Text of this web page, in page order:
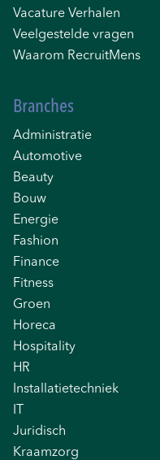
Vacature Verhalen
Veelgestelde vragen
Waarom RecruitMens
Branches
Administratie
Automotive
Beauty
Bouw
Energie
Fashion
Finance
Fitness
Groen
Horeca
Hospitality
HR
Installatietechniek
Juridisch
Kraamzorg